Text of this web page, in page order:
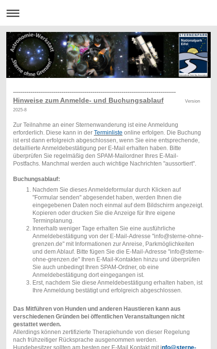
------------------------------------------------------------------------------------
Hinweise zum Anmelde- und Buchungsablauf
Version
2025-8
Zur Teilnahme an einer Sternenwanderung ist eine Anmeldung
erforderlich. Diese kann in der Terminliste online erfolgen. Die Buchung
ist erst dann erfolgreich abgeschlossen, wenn Sie eine entsprechende,
detaillierte Anmeldebestätigung per E-Mail erhalten haben. Bitte
überprüfen Sie regelmäßig den SPAM-Mailordner Ihres E-Mail-
Postfachs. Manchmal werden auch wichtige Nachrichten "aussortiert".
Buchungsablauf:
Nachdem Sie dieses Anmeldeformular durch Klicken auf
"Formular senden" abgesendet haben, werden Ihnen die
eingegebenen Daten noch einmal auf dem Bildschirm angezeigt.
Kopieren oder drucken Sie die Anzeige für Ihre eigene
Terminplanung.
Innerhalb weniger Tage erhalten Sie eine ausführliche
Anmeldebestätigung von der E-Mail-Adresse "info@sterne-ohne-
grenzen.de" mit Informationen zur Anreise, Parkmöglichkeiten
und dem Ablauf. Bitte fügen Sie die E-Mail-Adresse "info@sterne-
ohne-grenzen.de" Ihren E-Mail-Kontakten hinzu und überprüfen
Sie auch unbedingt Ihren SPAM-Ordner, ob eine
Anmeldebestätigung dort eingegangen ist.
Erst, nachdem Sie diese Anmeldebestätigung erhalten haben, ist
Ihre Anmeldung bestätigt und erfolgreich abgeschlossen.
Das Mitführen von Hunden und anderen Haustieren kann aus
verschiedenen Gründen bei öffentlichen Veranstaltungen nicht
gestattet werden.
Allerdings können zertifizierte Therapiehunde von dieser Regelung
nach frühzeitiger Rücksprache ausgenommen werden.
Hundebesitzer sollten am besten per E-Mail Kontakt mit info@sterne-